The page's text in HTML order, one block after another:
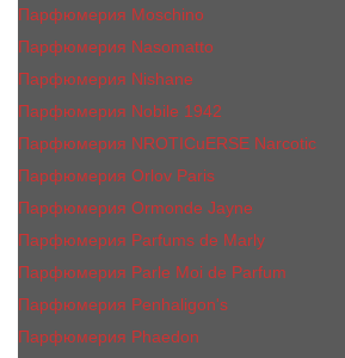
Парфюмерия Moschino
Парфюмерия Nasomatto
Парфюмерия Nishane
Парфюмерия Nobile 1942
Парфюмерия NROTICuERSE Narcotic
Парфюмерия Orlov Paris
Парфюмерия Ormonde Jayne
Парфюмерия Parfums de Marly
Парфюмерия Parle Moi de Parfum
Парфюмерия Penhaligon's
Парфюмерия Phaedon